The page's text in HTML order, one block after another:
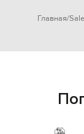
Главная